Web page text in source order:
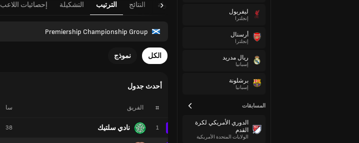
ليفربول
إنجلترا
أرسنال
إنجلترا
ريال مدريد
إسبانيا
برشلونة
إسبانيا
المسابقات
الدوري الأمريكي لكرة
القدم
الولايات المتحدة الأمريكية
مباريات مجدولة النتائج الترتيب التشكيلة إحصائيات اللاعب
Premiership Championship Group
الكل نموذج
أحدث جدول
# الفريق
1 نادي سلتيك
سا
38